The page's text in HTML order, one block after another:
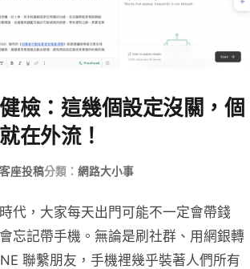
檢：這幾個設定沒關，個
在外流！
客座投稿分類： 網路大小事
代，大家每天出門可能不一定會帶錢
忘記帶手機。無論是刷社群、用網銀轉
聯繫朋友，手機裡幾乎裝著人們所有